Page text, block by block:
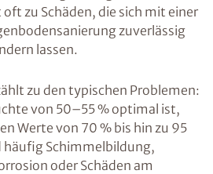
zu Schäden, die sich mit einer
zuverlässig
lassen.
zu den typischen Problemen:
von 50–55 % optimal ist,
Werte von 70 % bis hin zu 95
häufig Schimmelbildung,
oder Schäden am